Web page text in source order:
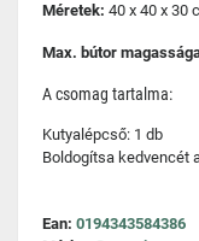
Méretek: 40 x 40 x 30
Max. bútor
A csomag tartalma:
Kutyalépcső: 1 db
Boldogítsa kedvencét
Ean: 0194343584386